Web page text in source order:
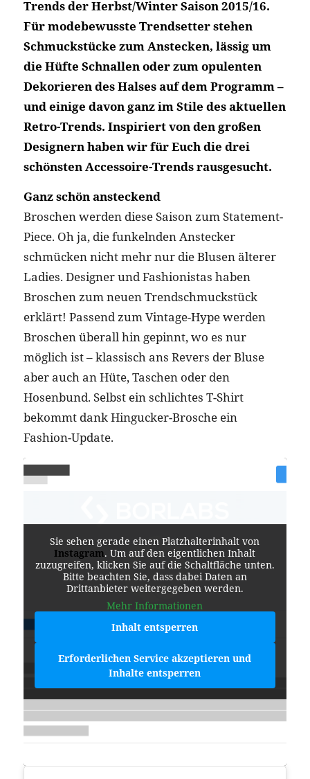
Trends der Herbst/Winter Saison 2015/16.
Für modebewusste Trendsetter stehen
Schmuckstücke zum Anstecken, lässig um
die Hüfte Schnallen oder zum opulenten
Dekorieren des Halses auf dem Programm –
und einige davon ganz im Stile des aktuellen
Retro-Trends. Inspiriert von den großen
Designern haben wir für Euch die drei
schönsten Accessoire-Trends rausgesucht.
Ganz schön ansteckend
Broschen werden diese Saison zum Statement-
Piece. Oh ja, die funkelnden Anstecker
schmücken nicht mehr nur die Blusen älterer
Ladies. Designer und Fashionistas haben
Broschen zum neuen Trendschmuckstück
erklärt! Passend zum Vintage-Hype werden
Broschen überall hin gepinnt, wo es nur
möglich ist – klassisch ans Revers der Bluse
aber auch an Hüte, Taschen oder den
Hosenbund. Selbst ein schlichtes T-Shirt
bekommt dank Hingucker-Brosche ein
Fashion-Update.
Sie sehen gerade einen Platzhalterinhalt von
Instagram. Um auf den eigentlichen Inhalt
zuzugreifen, klicken Sie auf die Schaltfläche unten.
Bitte beachten Sie, dass dabei Daten an
Drittanbieter weitergegeben werden.
Mehr Informationen
Inhalt entsperren
Erforderlichen Service akzeptieren und
Inhalte entsperren